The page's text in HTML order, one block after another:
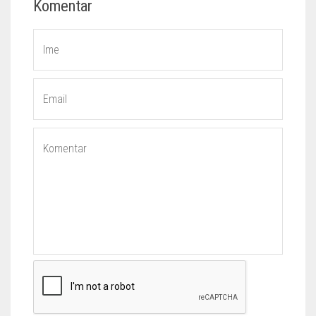
Komentar